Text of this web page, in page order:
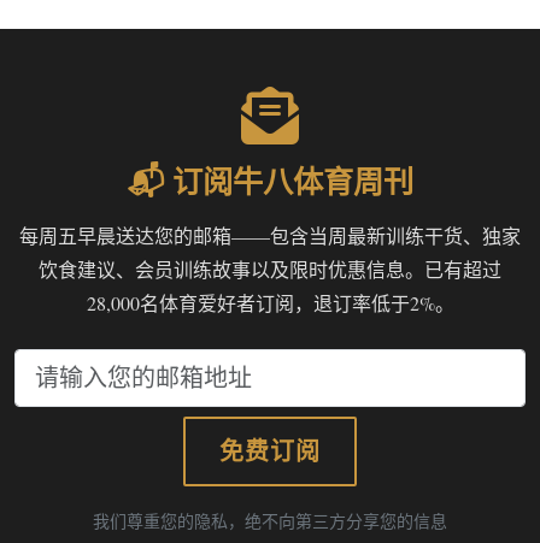
📬 订阅牛八体育周刊
每周五早晨送达您的邮箱——包含当周最新训练干货、独家
饮食建议、会员训练故事以及限时优惠信息。已有超过
28,000名体育爱好者订阅，退订率低于2%。
免费订阅
我们尊重您的隐私，绝不向第三方分享您的信息